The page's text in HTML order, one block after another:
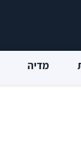
מדיה